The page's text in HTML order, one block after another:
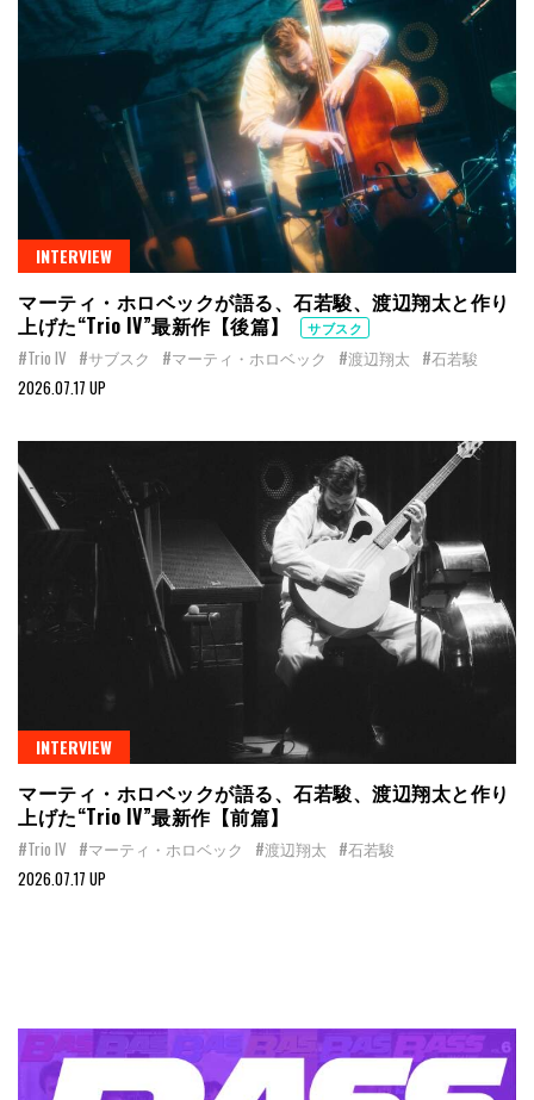
INTERVIEW
マーティ・ホロベックが語る、石若駿、渡辺翔太と作り
上げた“Trio IV”最新作【後篇】
サブスク
#Trio IV #サブスク #マーティ・ホロベック #渡辺翔太 #石若駿
2026.07.17 UP
INTERVIEW
マーティ・ホロベックが語る、石若駿、渡辺翔太と作り
上げた“Trio IV”最新作【前篇】
#Trio IV #マーティ・ホロベック #渡辺翔太 #石若駿
2026.07.17 UP